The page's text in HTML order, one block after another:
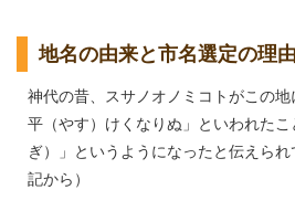
地名の由来と市名選定の理由
神代の昔、スサノオノミコトがこの
平（やす）けくなりぬ」といわれた
ぎ）」というようになったと伝えら
記から）